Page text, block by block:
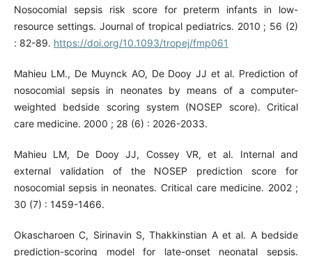
Nosocomial sepsis risk score for preterm infants in low-
resource settings. Journal of tropical pediatrics. 2010 ; 56 (2)
: 82-89. https://doi.org/10.1093/tropej/fmp061
Mahieu LM., De Muynck AO, De Dooy JJ et al. Prediction of
nosocomial sepsis in neonates by means of a computer-
weighted bedside scoring system (NOSEP score). Critical
care medicine. 2000 ; 28 (6) : 2026-2033.
Mahieu LM, De Dooy JJ, Cossey VR, et al. Internal and
external validation of the NOSEP prediction score for
nosocomial sepsis in neonates. Critical care medicine. 2002 ;
30 (7) : 1459-1466.
Okascharoen C, Sirinavin S, Thakkinstian A et al. A bedside
prediction-scoring model for late-onset neonatal sepsis.